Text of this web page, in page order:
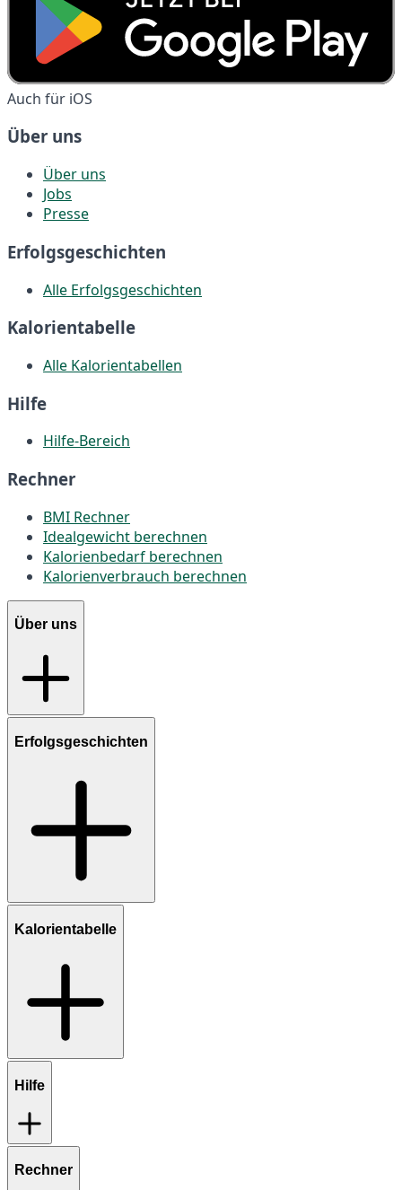
Auch für iOS
Über uns
Über uns
Jobs
Presse
Erfolgsgeschichten
Alle Erfolgsgeschichten
Kalorientabelle
Alle Kalorientabellen
Hilfe
Hilfe-Bereich
Rechner
BMI Rechner
Idealgewicht berechnen
Kalorienbedarf berechnen
Kalorienverbrauch berechnen
Über uns
Erfolgsgeschichten
Kalorientabelle
Hilfe
Rechner